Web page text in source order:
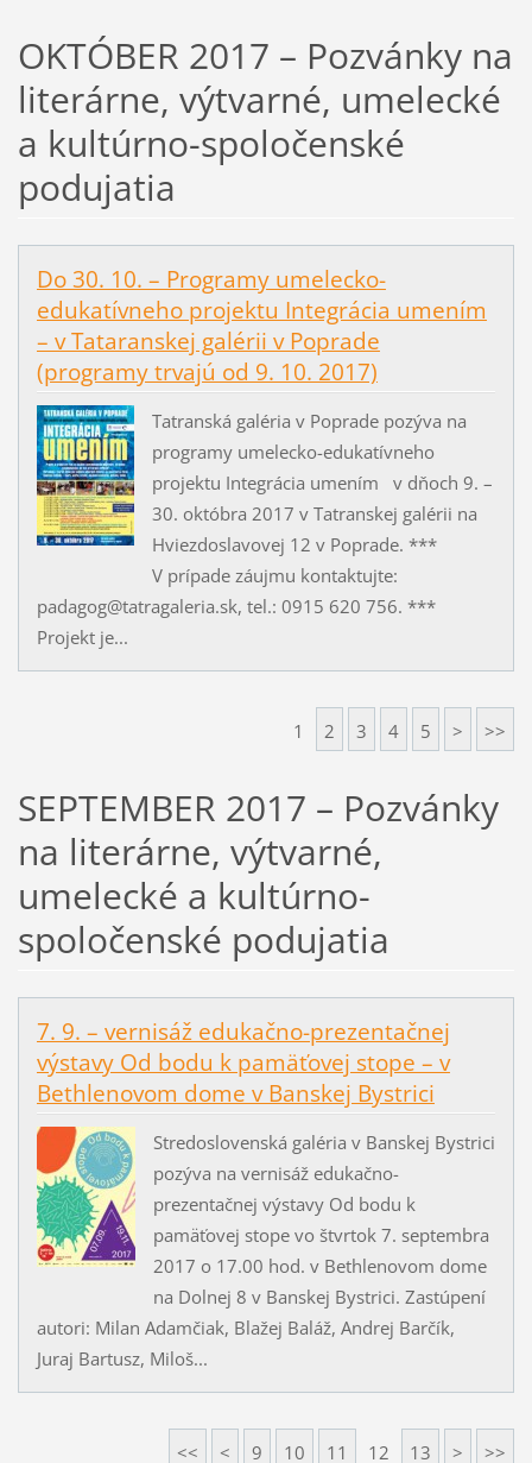
OKTÓBER 2017 – Pozvánky na
literárne, výtvarné, umelecké
a kultúrno-spoločenské
podujatia
Do 30. 10. – Programy umelecko-
edukatívneho projektu Integrácia umením
– v Tataranskej galérii v Poprade
(programy trvajú od 9. 10. 2017)
Tatranská galéria v Poprade pozýva na
programy umelecko-edukatívneho
projektu Integrácia umením v dňoch 9. –
30. októbra 2017 v Tatranskej galérii na
Hviezdoslavovej 12 v Poprade. ***
V prípade záujmu kontaktujte:
padagog@tatragaleria.sk, tel.: 0915 620 756. ***
Projekt je...
1 2 3 4 5 > >>
SEPTEMBER 2017 – Pozvánky
na literárne, výtvarné,
umelecké a kultúrno-
spoločenské podujatia
7. 9. – vernisáž edukačno-prezentačnej
výstavy Od bodu k pamäťovej stope – v
Bethlenovom dome v Banskej Bystrici
Stredoslovenská galéria v Banskej Bystrici
pozýva na vernisáž edukačno-
prezentačnej výstavy Od bodu k
pamäťovej stope vo štvrtok 7. septembra
2017 o 17.00 hod. v Bethlenovom dome
na Dolnej 8 v Banskej Bystrici. Zastúpení
autori: Milan Adamčiak, Blažej Baláž, Andrej Barčík,
Juraj Bartusz, Miloš...
<< < 9 10 11 12 13 > >>